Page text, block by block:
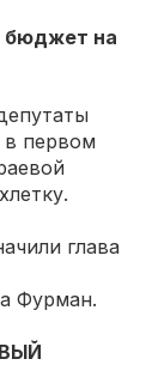
бюджет на
первом
глава
Фурман.